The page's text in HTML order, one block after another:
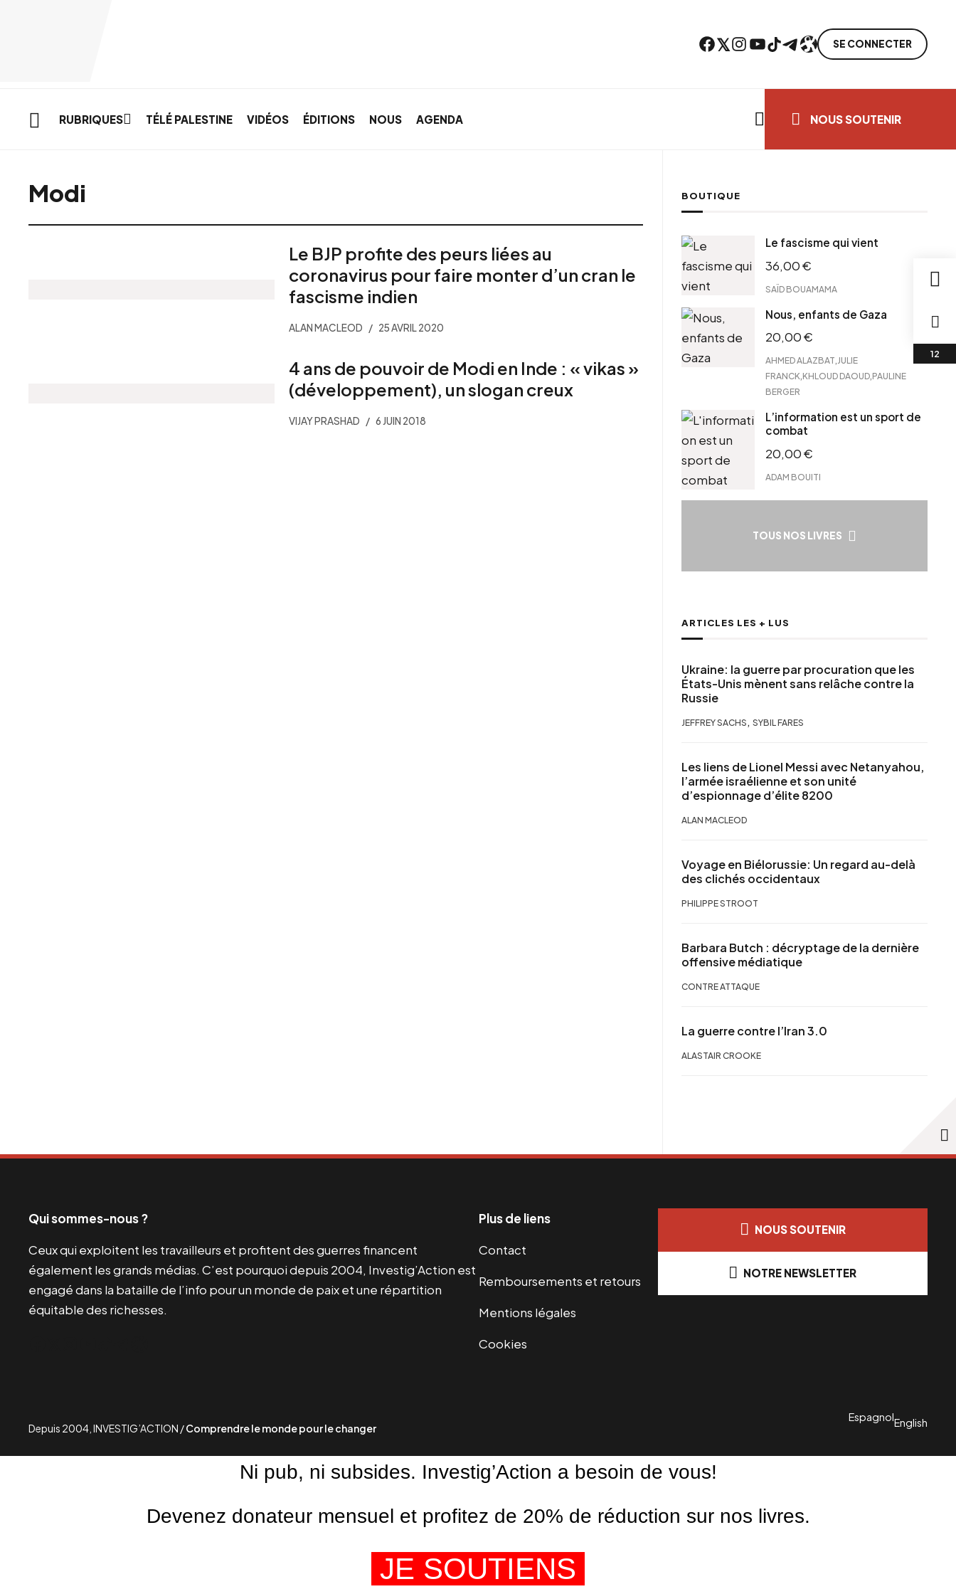
Facebook Twitter Instagram YouTube TikTok TelegramLien SE CONNECTER
RUBRIQUES TÉLÉ PALESTINE VIDÉOS ÉDITIONS NOUS AGENDA NOUS SOUTENIR
Modi
Le BJP profite des peurs liées au
coronavirus pour faire monter d’un cran le
fascisme indien
ALAN MACLEOD 25 AVRIL 2020
4 ans de pouvoir de Modi en Inde : « vikas »
(développement), un slogan creux
VIJAY PRASHAD 6 JUIN 2018
BOUTIQUE
Le fascisme qui vient
36,00€
SAÏD BOUAMAMA
Nous, enfants de Gaza
20,00€
AHMED ALAZBAT JULIE
FRANCK KHLOUD DAOUD PAULINE
BERGER
L’information est un sport de
combat
20,00€
ADAM BOUITI
TOUS NOS LIVRES
ARTICLES LES + LUS
Ukraine: la guerre par procuration que les
États-Unis mènent sans relâche contre la
Russie
JEFFREY SACHS , SYBIL FARES
Les liens de Lionel Messi avec Netanyahou,
l’armée israélienne et son unité
d’espionnage d’élite 8200
ALAN MACLEOD
Voyage en Biélorussie: Un regard au-delà
des clichés occidentaux
PHILIPPE STROOT
Barbara Butch : décryptage de la dernière
offensive médiatique
CONTRE ATTAQUE
La guerre contre l’Iran 3.0
ALASTAIR CROOKE
Qui sommes-nous ?
Ceux qui exploitent les travailleurs et profitent des guerres financent
également les grands médias. C’est pourquoi depuis 2004, Investig’Action est
engagé dans la bataille de l’info pour un monde de paix et une répartition
équitable des richesses.
Plus de liens
Contact
Remboursements et retours
Mentions légales
Cookies
NOUS SOUTENIR
NOTRE NEWSLETTER
Depuis 2004, INVESTIG’ACTION /Comprendre le monde pour le changer
EspagnolEnglish
Ni pub, ni subsides. Investig’Action a besoin de vous!
Devenez donateur mensuel et profitez de 20% de réduction sur nos livres.
JE SOUTIENS